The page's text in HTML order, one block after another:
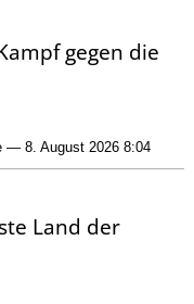
gegen die
— 8. August 2026 8:04
Land der